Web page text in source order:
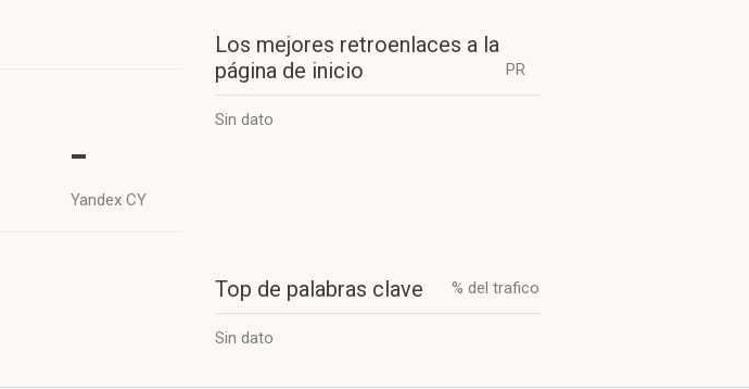
-
Yandex CY
Los mejores retroenlaces a la
página de inicio
PR
Sin dato
Top de palabras clave % del trafico
Sin dato